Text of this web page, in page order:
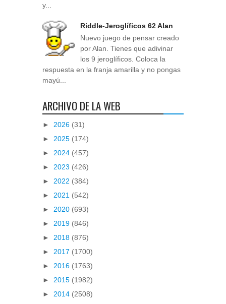
y...
Riddle-Jeroglíficos 62 Alan
Nuevo juego de pensar creado
por Alan. Tienes que adivinar
los 9 jeroglíficos. Coloca la
respuesta en la franja amarilla y no pongas
mayú...
ARCHIVO DE LA WEB
► 2026 (31)
► 2025 (174)
► 2024 (457)
► 2023 (426)
► 2022 (384)
► 2021 (542)
► 2020 (693)
► 2019 (846)
► 2018 (876)
► 2017 (1700)
► 2016 (1763)
► 2015 (1982)
► 2014 (2508)